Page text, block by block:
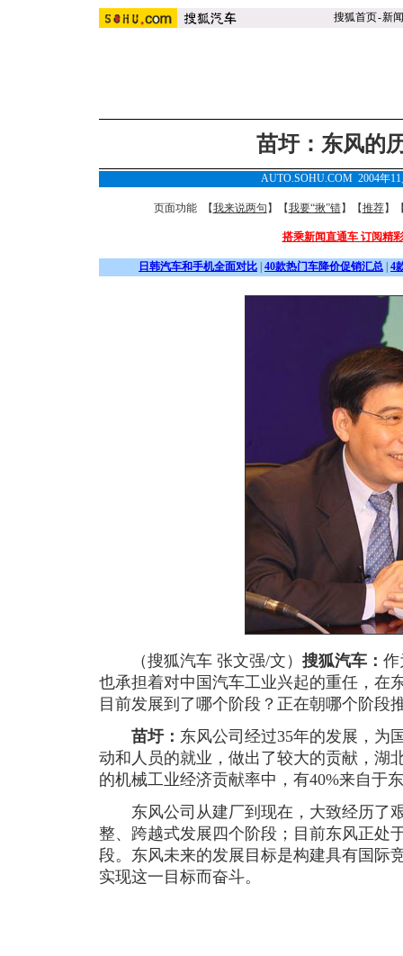
搜狐首页-新闻
苗圩：东风的
AUTO.SOHU.COM 2004年
页面功能 【我来说两句 】【我要“揪”错】【推荐】
搭乘新闻直通车 订阅精
日韩汽车和手机全面对比 40款热门车降价促销汇总 4
（搜狐汽车 张文强/文） 搜狐汽车： 作
也承担着对中国汽车工业兴起的重任，在
目前发展到了哪个阶段？正在朝哪个阶段
苗圩： 东风公司经过35年的发展，为
动和人员的就业，做出了较大的贡献，湖
的机械工业经济贡献率中，有40%来自于
东风公司从建厂到现在，大致经历了
整、跨越式发展四个阶段；目前东风正处
段。东风未来的发展目标是构建具有国际
实现这一目标而奋斗。